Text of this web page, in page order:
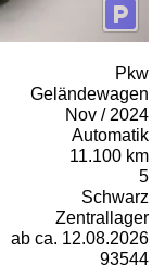
Pkw
Geländewagen
Nov / 2024
Automatik
11.100 km
5
Schwarz
Zentrallager
ab ca. 12.08.2026
93544